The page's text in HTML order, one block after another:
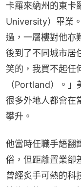
卡羅來納州的東卡
University）畢業
過，一層樓對他亦
後到了不同城市居
笑的，我買不起任
（Portland）。」
很多外地人都會在
攀升。
他當時任職手語翻
俗，但距離置業卻
曾經炙手可熱的科